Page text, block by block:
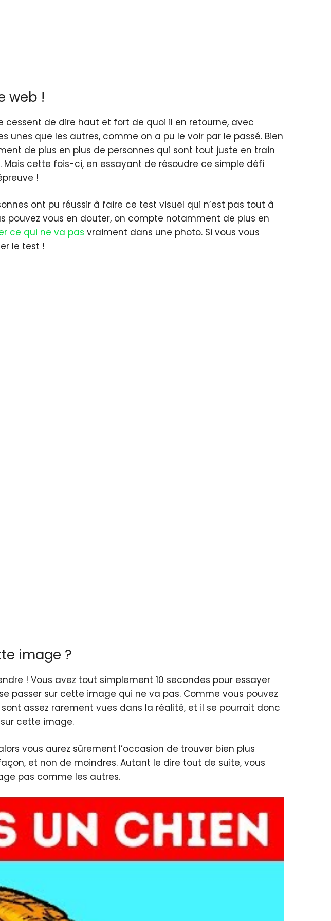
web !
cessent de dire haut et fort de quoi il en retourne, avec
que les autres, comme on a pu le voir par le passé. Bien
de plus en plus de personnes qui sont tout juste en train
Mais cette fois-ci, en essayant de résoudre ce simple défi
!
ont pu réussir à faire ce test visuel qui n’est pas tout à
pouvez vous en douter, on compte notamment de plus en
ce qui ne va pas vraiment dans une photo. Si vous vous
le test !
image ?
! Vous avez tout simplement 10 secondes pour essayer
passer sur cette image qui ne va pas. Comme vous pouvez
assez rarement vues dans la réalité, et il se pourrait donc
cette image.
vous aurez sûrement l’occasion de trouver bien plus
et non de moindres. Autant le dire tout de suite, vous
pas comme les autres.